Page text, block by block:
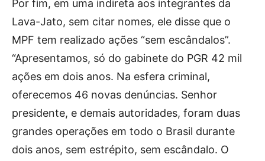
Por fim, em uma indireta aos integrantes da
Lava-Jato, sem citar nomes, ele disse que o
MPF tem realizado ações “sem escândalos”.
“Apresentamos, só do gabinete do PGR 42 mil
ações em dois anos. Na esfera criminal,
oferecemos 46 novas denúncias. Senhor
presidente, e demais autoridades, foram duas
grandes operações em todo o Brasil durante
dois anos, sem estrépito, sem escândalo. O